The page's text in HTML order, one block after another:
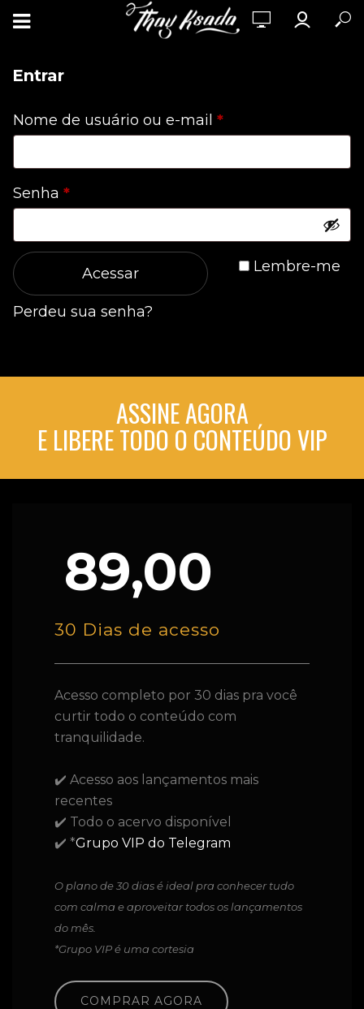
Entrar
Nome de usuário ou e-mail *Obrigatório
Senha *Obrigatório
Lembre-me
Acessar
Perdeu sua senha?
ASSINE AGORA
E LIBERE TODO O CONTEÚDO VIP
89,00
30 Dias de acesso
Acesso completo por 30 dias pra você
curtir todo o conteúdo com
tranquilidade.
✔️ Acesso aos lançamentos mais
recentes
✔️ Todo o acervo disponível
✔️ *Grupo VIP do Telegram
O plano de 30 dias é ideal pra conhecer tudo
com calma e aproveitar todos os lançamentos
do mês.
*Grupo VIP é uma cortesia
COMPRAR AGORA